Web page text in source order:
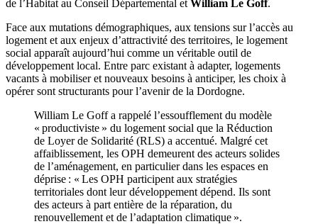
de l’Habitat au Conseil Départemental et William Le Goff.
Face aux mutations démographiques, aux tensions sur l’accès au
logement et aux enjeux d’attractivité des territoires, le logement
social apparaît aujourd’hui comme un véritable outil de
développement local. Entre parc existant à adapter, logements
vacants à mobiliser et nouveaux besoins à anticiper, les choix à
opérer sont structurants pour l’avenir de la Dordogne.
William Le Goff a rappelé l’essoufflement du modèle
« productiviste » du logement social que la Réduction
de Loyer de Solidarité (RLS) a accentué. Malgré cet
affaiblissement, les OPH demeurent des acteurs solides
de l’aménagement, en particulier dans les espaces en
déprise : « Les OPH participent aux stratégies
territoriales dont leur développement dépend. Ils sont
des acteurs à part entière de la réparation, du
renouvellement et de l’adaptation climatique ».